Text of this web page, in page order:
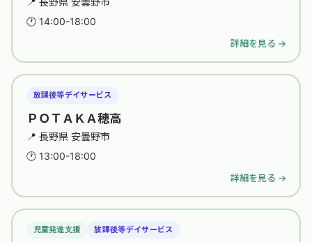
🕐 14:00-18:00
詳細を見る →
放課後等デイサービス
ＰＯＴＡＫＡ穂高
📍 長野県 安曇野市
🕐 13:00-18:00
詳細を見る →
児童発達支援 放課後等デイサービス